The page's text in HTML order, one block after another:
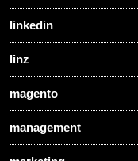
linkedin
linz
magento
management